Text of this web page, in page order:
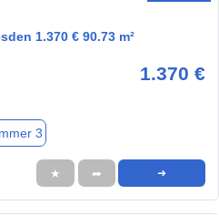
1.370 € 90.73 m²
1.370 €
3
★ ➦ ➜